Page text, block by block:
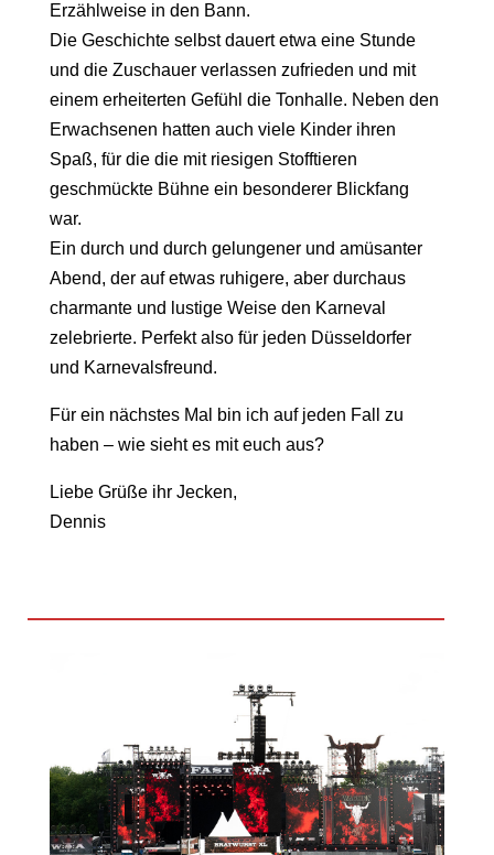
Erzählweise in den Bann.
Die Geschichte selbst dauert etwa eine Stunde
und die Zuschauer verlassen zufrieden und mit
einem erheiterten Gefühl die Tonhalle. Neben den
Erwachsenen hatten auch viele Kinder ihren
Spaß, für die die mit riesigen Stofftieren
geschmückte Bühne ein besonderer Blickfang
war.
Ein durch und durch gelungener und amüsanter
Abend, der auf etwas ruhigere, aber durchaus
charmante und lustige Weise den Karneval
zelebrierte. Perfekt also für jeden Düsseldorfer
und Karnevalsfreund.
Für ein nächstes Mal bin ich auf jeden Fall zu
haben – wie sieht es mit euch aus?
Liebe Grüße ihr Jecken,
Dennis